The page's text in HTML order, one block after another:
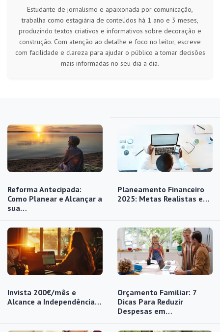
Estudante de jornalismo e apaixonada por comunicação,
trabalha como estagiária de conteúdos há 1 ano e 3 meses,
produzindo textos criativos e informativos sobre decoração e
construção. Com atenção ao detalhe e foco no leitor, escreve
com facilidade e clareza para ajudar o público a tomar decisões
mais informadas no seu dia a dia.
Reforma Antecipada:
Como Planear e Alcançar a
sua…
Planeamento Financeiro
2025: Metas Realistas e…
Invista 200€/mês e
Alcance a Independência…
Orçamento Familiar: 7
Dicas Para Reduzir
Despesas em…